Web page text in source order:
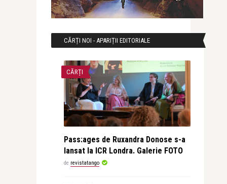
CĂRȚI NOI - APARIȚII EDITORIALE
CĂRȚI
Pass:ages de Ruxandra Donose s-a
lansat la ICR Londra. Galerie FOTO
de revistatango